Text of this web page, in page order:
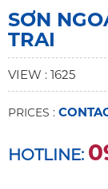
SƠN
TRAI
VIEW : 1625
PRICES :
HOTLINE: